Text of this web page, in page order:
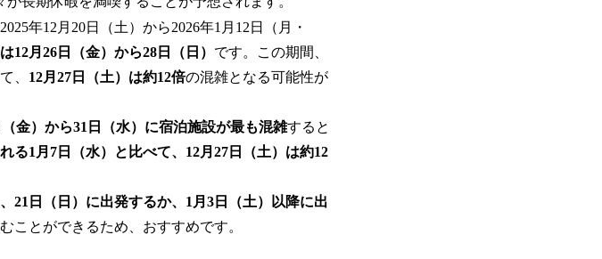
年12月20日（土）から2026年1月12日（月・
12月26日（金）から28日（日） です。この期間、
、 12月27日（土）は約12倍の混雑となる可能性が
（金）から31日（水）に宿泊施設が最も混雑すると
る1月7日（水）と比べて、12月27日（土）は約12
21日（日）に出発するか、1月3日（土）以降に出
ことができるため、おすすめです。